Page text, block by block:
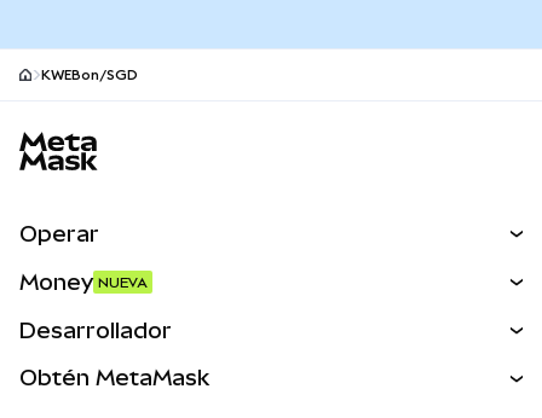
KWEBon/SGD
Operar
Activos del mundo real
Money NUEVA
Desarrollador
Obtén MetaMask